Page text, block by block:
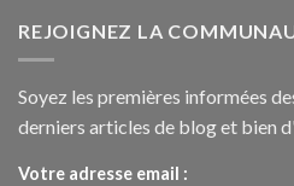
REJOIGNEZ LA
Soyez les premières informées
derniers articles de blog et bien
Votre adresse email :